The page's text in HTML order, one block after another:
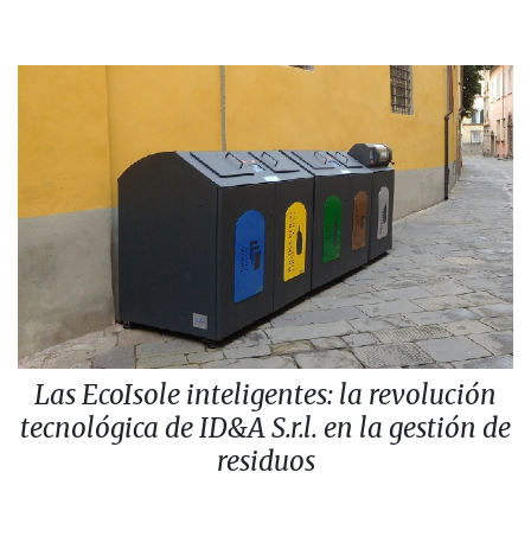
Las EcoIsole inteligentes: la revolución
tecnológica de ID&A S.r.l. en la gestión de
residuos